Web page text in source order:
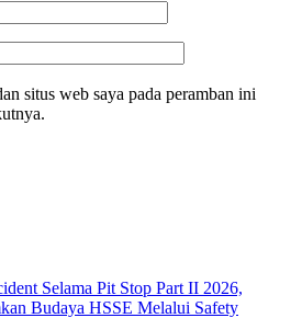
situs web saya pada peramban ini
Selama Pit Stop Part II 2026,
Budaya HSSE Melalui Safety